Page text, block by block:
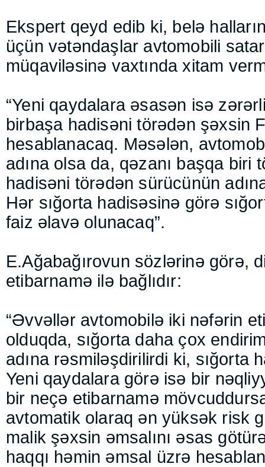
Ekspert qeyd edib ki, belə
üçün vətəndaşlar avtomobili
müqaviləsinə vaxtında xitam
“Yeni qaydalara əsasən isə
birbaşa hadisəni törədən şəxsin
hesablanacaq. Məsələn,
adına olsa da, qəzanı başqa biri
hadisəni törədən sürücünün
Hər sığorta hadisəsinə görə
faiz əlavə olunacaq”.
E.Ağabağırovun sözlərinə görə,
etibarnamə ilə bağlıdır:
“Əvvəllər avtomobilə iki nəfərin
olduqda, sığorta daha çox
adına rəsmiləşdirilirdi ki, sığorta
Yeni qaydalara görə isə bir
bir neçə etibarnamə
avtomatik olaraq ən yüksək risk
malik şəxsin əmsalını əsas
haqqı həmin əmsal üzrə